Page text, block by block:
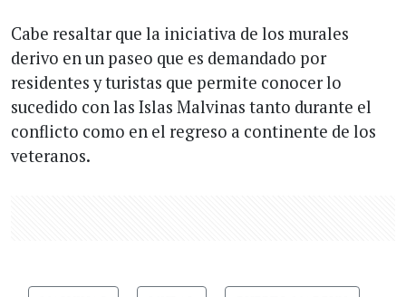
Cabe resaltar que la iniciativa de los murales
derivo en un paseo que es demandado por
residentes y turistas que permite conocer lo
sucedido con las Islas Malvinas tanto durante el
conflicto como en el regreso a continente de los
veteranos.